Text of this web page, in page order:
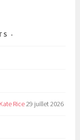
Rice29 juillet 2026